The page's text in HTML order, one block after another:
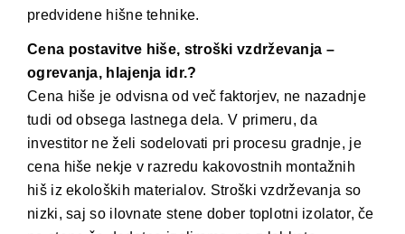
predvidene hišne tehnike.
Cena postavitve hiše, stroški vzdrževanja –
ogrevanja, hlajenja idr.?
Cena hiše je odvisna od več faktorjev, ne nazadnje
tudi od obsega lastnega dela. V primeru, da
investitor ne želi sodelovati pri procesu gradnje, je
cena hiše nekje v razredu kakovostnih montažnih
hiš iz ekoloških materialov. Stroški vzdrževanja so
nizki, saj so ilovnate stene dober toplotni izolator, če